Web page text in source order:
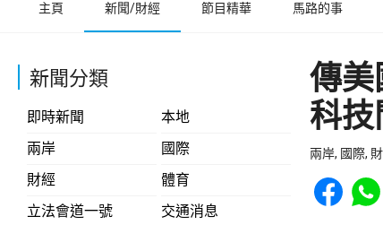
主頁 新聞/財經 節目精華 馬路的事
新聞分類
即時新聞
本地
兩岸
國際
財經
體育
立法會道一號
交通消息
傳
科技
兩岸, 國際,
Share to